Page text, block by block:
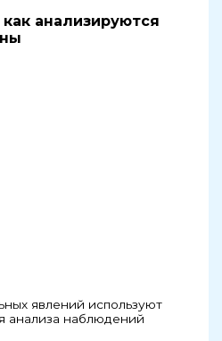
анализируются
явлений используют
анализа наблюдений